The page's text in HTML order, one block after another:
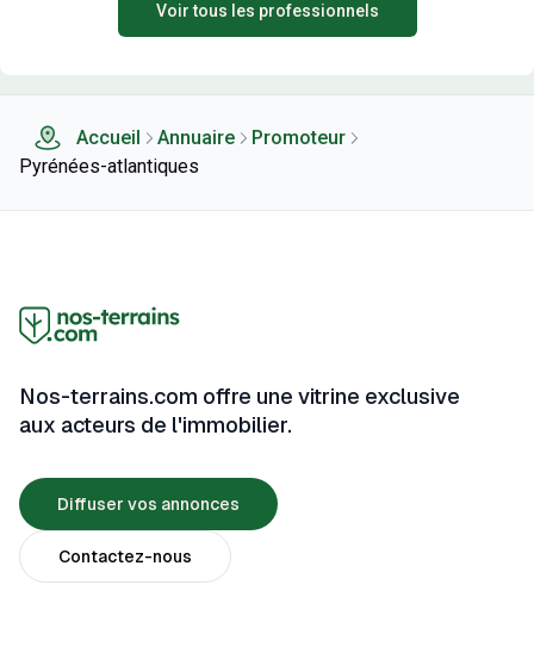
Voir tous les professionnels
Accueil Annuaire
Promoteur
Pyrénées-atlantiques
Nos-terrains.com offre une vitrine exclusive
aux acteurs de l'immobilier.
Diffuser vos annonces
Contactez-nous